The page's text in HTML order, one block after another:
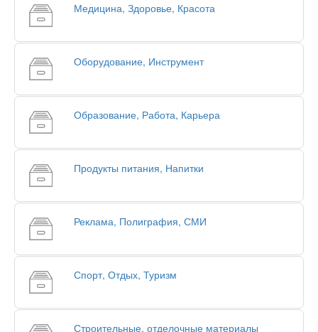
Медицина, Здоровье, Красота
Оборудование, Инструмент
Образование, Работа, Карьера
Продукты питания, Напитки
Реклама, Полиграфия, СМИ
Спорт, Отдых, Туризм
Строительные, отделочные материалы